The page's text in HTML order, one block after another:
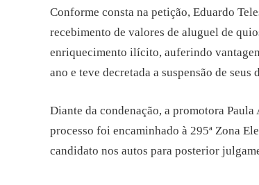
Conforme consta na petição, Eduardo
recebimento de valores de aluguel de
enriquecimento ilícito, auferindo
ano e teve decretada a suspensão de
Diante da condenação, a promotora
processo foi encaminhado à 295ª Zona
candidato nos autos para posterior